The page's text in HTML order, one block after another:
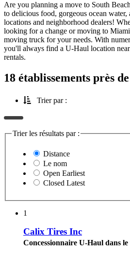
Are you planning a move to South
to delicious food, gorgeous ocean
locations and neighborhood dealers!
looking for a change or moving to
moving truck for your needs. With
you'll always find a U-Haul location
rentals.
18 établissements près
Trier par :
Trier les résultats par :
Distance
Le nom
Open Earliest
Closed Latest
1
Calix Tires Inc
Concessionnaire U-Haul dans le